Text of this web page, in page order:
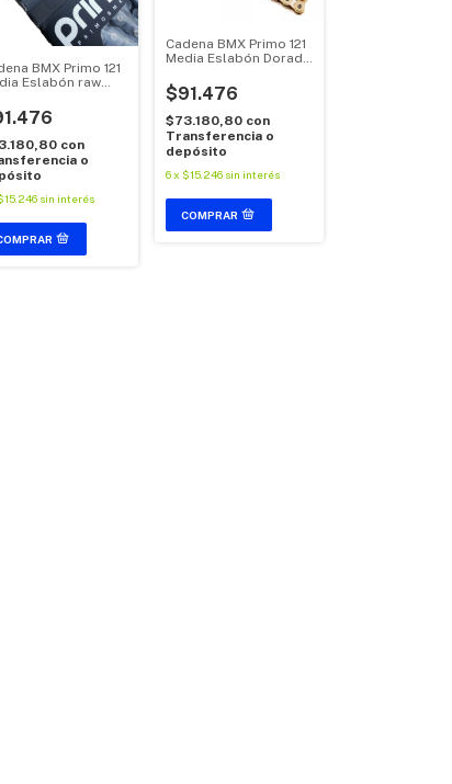
BMX Primo 121
Eslabón raw
con
o
sin interés
Cadena BMX Primo 121
Media Eslabón Dorada
Resistencia
$91.476
$73.180,80 con
Transferencia o
depósito
6x $15.246 sin interés